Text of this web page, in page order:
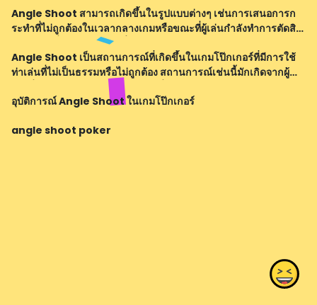
ยาวมันอาจส่งผลใ
Angle Shoot สามารถเกิดขึ้นในรูปแบบต่างๆ เช่นการเสนอการก
ระทำที่ไม่ถูกต้องในเวลากลางเกมหรือขณะที่ผู้เล่นกำลังทำการตัดสิน
ใจ มีผู้เล่นที่จะใช้เคล็ดลับเพื่อสร้างความสับสนและสร้างตะลึงให้กับคู่
แข่ง เช่นการเ
Angle Shoot เป็นสถานการณ์ที่เกิดขึ้นในเกมโป๊กเกอร์ที่มีการใช้
ท่าเล่นที่ไม่เป็นธรรมหรือไม่ถูกต้อง สถานการณ์เช่นนี้มักเกิดจากผู้
เล่นที่ต้องการเอาชนะในวิธีใดวิธีหนึ่ง แม้ว่าการใช้ Angle Shoot
อาจไม่เป็นก
อุบัติการณ์ Angle Shoot ในเกมโป๊กเกอร์
angle shoot poker